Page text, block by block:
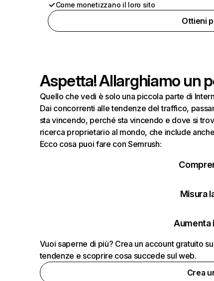
Come monetizzano il loro sito
Ottieni
Aspetta! Allarghiamo un
Quello che vedi è solo una piccola parte di
Dai concorrenti alle tendenze del traffico,
sta vincendo, perché sta vincendo e dove si
ricerca proprietario al mondo, che include
Ecco cosa puoi fare con Semrush:
Misura
Aumenta
Vuoi saperne di più? Crea un account gratuito
tendenze e scoprire cosa succede sul web.
Crea